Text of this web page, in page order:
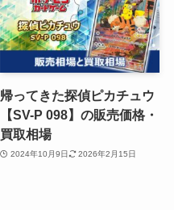
帰ってきた探偵ピカチュウ
【SV-P 098】の販売価格・
買取相場
2024年10月9日 2026年2月15日